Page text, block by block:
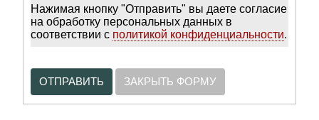
Нажимая кнопку "Отправить" вы даете согласие
на обработку персональных данных в
соответствии с политикой конфиденциальности.
ОТПРАВИТЬ ЗАКРЫТЬ ФОРМУ